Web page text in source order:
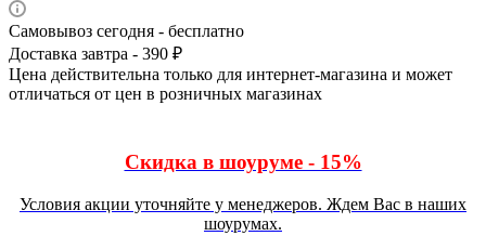
Самовывоз сегодня - бесплатно
Доставка завтра - 390 ₽
Цена действительна только для интернет-магазина и может
отличаться от цен в розничных магазинах
Скидка в шоуруме - 15%
Условия акции уточняйте у менеджеров. Ждем Вас в наших
шоурумах.